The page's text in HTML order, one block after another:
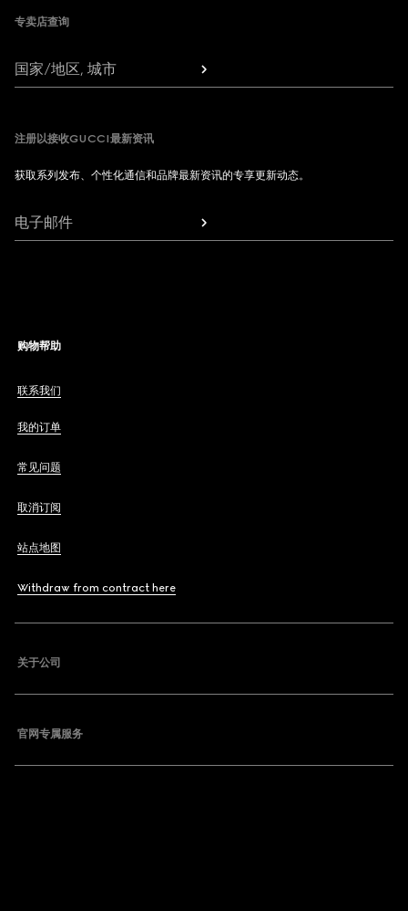
专卖店查询
国家/地区, 城市
注册以接收GUCCI最新资讯
获取系列发布、个性化通信和品牌最新资讯的专享更新动态。
电子邮件
购物帮助
联系我们
我的订单
常见问题
取消订阅
站点地图
Withdraw from contract here
关于公司
官网专属服务